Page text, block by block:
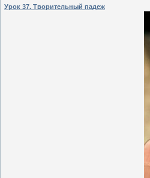
Урок 37. Творительный падеж